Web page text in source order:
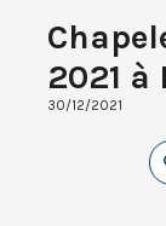
2021 à
30/12/2021